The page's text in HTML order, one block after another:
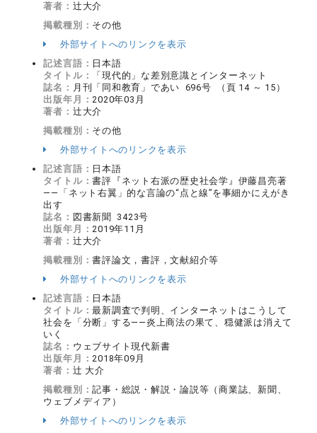
著者： 辻大介
掲載種別： その他
外部サイトへのリンクを表示
記述言語： 日本語
タイトル：
「現代的」な差別意識とインターネット
誌名： 月刊「同和教育」であい 696号 （頁 14 ～ 15）
出版年月：2020年03月
著者： 辻大介
掲載種別： その他
外部サイトへのリンクを表示
記述言語： 日本語
タイトル：書評『ネット右派の歴史社会学』伊藤昌亮著
――「ネット右翼」的な言論の“点と線”を事細かにえがき
出す
誌名： 図書新聞 3423号
出版年月：2019年11月
著者： 辻大介
掲載種別：書評論文，書評，文献紹介等
外部サイトへのリンクを表示
記述言語： 日本語
タイトル：最新調査で判明、インターネットはこうして
社会を「分断」する――炎上商法の果て、穏健派は消えて
いく
誌名： ウェブサイト現代新書
出版年月：2018年09月
著者： 辻 大介
掲載種別：記事・総説・解説・論説等（商業誌、新聞、
ウェブメディア）
外部サイトへのリンクを表示